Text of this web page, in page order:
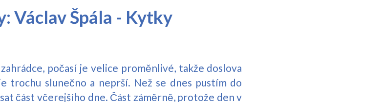
Václav Špála - Kytky
počasí je velice proměnlivé, takže doslova
trochu slunečno a neprší. Než se dnes pustím do
část včerejšího dne. Část záměrně, protože den v